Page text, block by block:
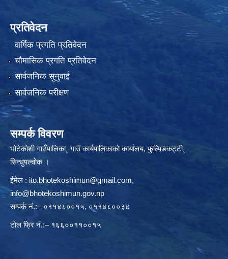
प्रतिवेदन
वार्षिक प्रगति प्रतिवेदन
चौमासिक प्रगति प्रतिवेदन
सार्वजनिक सुनुवाई
सार्वजनिक परीक्षण
सम्पर्क विवरण
भोटेकोशी गाउँपालिका¸ गाउँ कार्यपालिकाकाे कार्यालय, फुल्पिङकट्टी¸
सिन्धुपल्चोक ।
ईमेल : ito.bhotekoshimun@gmail.com,
info@bhotekoshimun.gov.np
सम्पर्क नं.:– ०११४८००१५, ०११४८००३४
टाेल फ्रि नं.:– १६६००११००१५